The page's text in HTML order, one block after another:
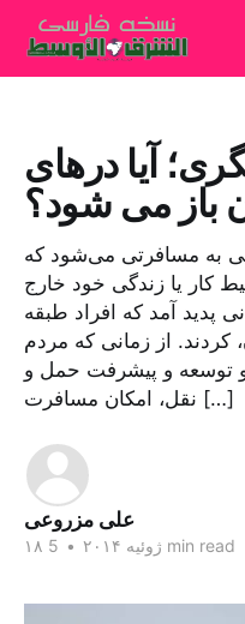
آیا درهای
باز می شود؟
به مسافرتی می‌شود که
کار یا زندگی خود خارج
پدید آمد که افراد طبقه
از زمانی که مردم
و توسعه و پیشرفت حمل و
نقل، امکان مسافرت […]
علی مزروعی
۱۸ ژوئیه ۲۰۱۴ • 5 min read